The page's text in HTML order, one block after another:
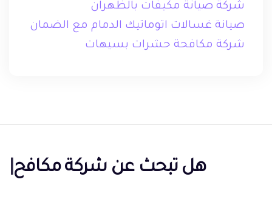
شركة صيانة مكيفات بالظهران
صيانة غسالات اتوماتيك الدمام مع الضمان
شركة مكافحة حشرات بسيهات
هل تبحث عن شركة مكافحة